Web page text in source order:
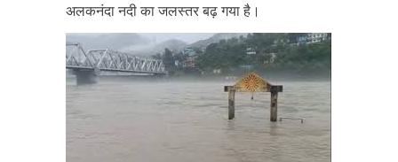
अलकनंदा नदी का जलस्तर बढ़ गया है।